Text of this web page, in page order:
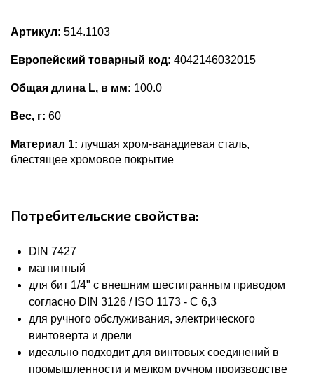
Артикул: 514.1103
Европейский товарный код: 4042146032015
Общая длина L, в мм: 100.0
Вес, г: 60
Материал 1: лучшая хром-ванадиевая сталь,
блестящее хромовое покрытие
Потребительские свойства:
DIN 7427
магнитный
для бит 1/4" с внешним шестигранным приводом
согласно DIN 3126 / ISO 1173 - C 6,3
для ручного обслуживания, электрического
винтоверта и дрели
идеально подходит для винтовых соединений в
промышленности и мелком ручном производстве